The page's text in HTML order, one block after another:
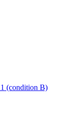
(condition B)